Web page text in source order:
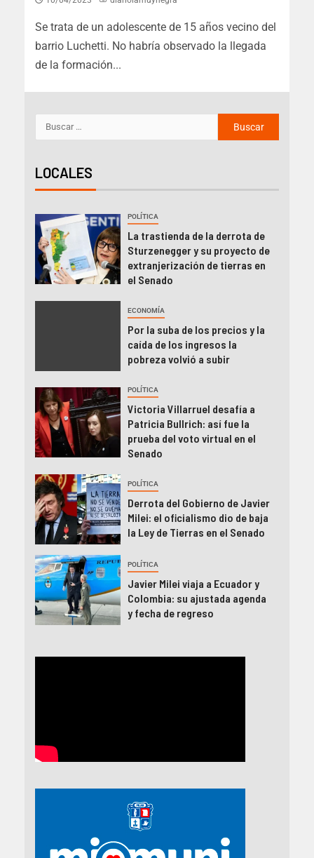
Se trata de un adolescente de 15 años vecino del
barrio Luchetti. No habría observado la llegada
de la formación...
LOCALES
POLÍTICA
La trastienda de la derrota de
Sturzenegger y su proyecto de
extranjerización de tierras en
el Senado
ECONOMÍA
Por la suba de los precios y la
caída de los ingresos la
pobreza volvió a subir
POLÍTICA
Victoria Villarruel desafía a
Patricia Bullrich: así fue la
prueba del voto virtual en el
Senado
POLÍTICA
Derrota del Gobierno de Javier
Milei: el oficialismo dio de baja
la Ley de Tierras en el Senado
POLÍTICA
Javier Milei viaja a Ecuador y
Colombia: su ajustada agenda
y fecha de regreso